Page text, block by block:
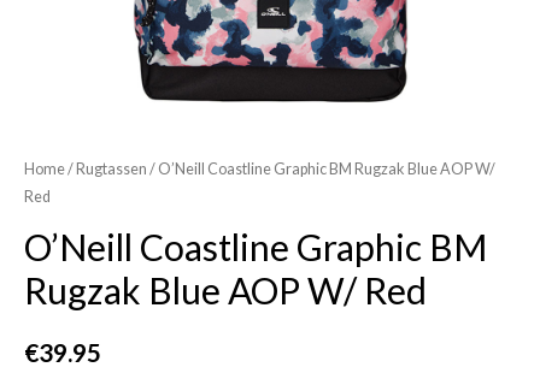
Home/ Rugtassen / O’Neill Coastline Graphic BM Rugzak Blue AOP W/
Red
O’Neill Coastline Graphic BM
Rugzak Blue AOP W/ Red
€39.95